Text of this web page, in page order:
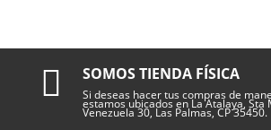
 SOMOS TIENDA FÍSICA
Si deseas hacer tus compras de
estamos ubicados en La Atalaya, Sta
Venezuela 30, Las Palmas, CP 35450.